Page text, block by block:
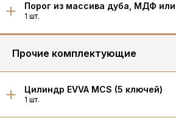
Порог из массива дуба, МДФ
1 шт.
Прочие комплектующие
Цилиндр EVVA MCS (5 ключей)
1 шт.